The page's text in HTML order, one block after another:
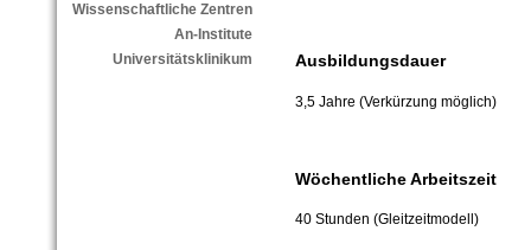
Wissenschaftliche Zentren
An-Institute
Universitätsklinikum
Ausbildungsdauer
3,5 Jahre (Verkürzung möglich)
Wöchentliche Arbeitszeit
40 Stunden (Gleitzeitmodell)